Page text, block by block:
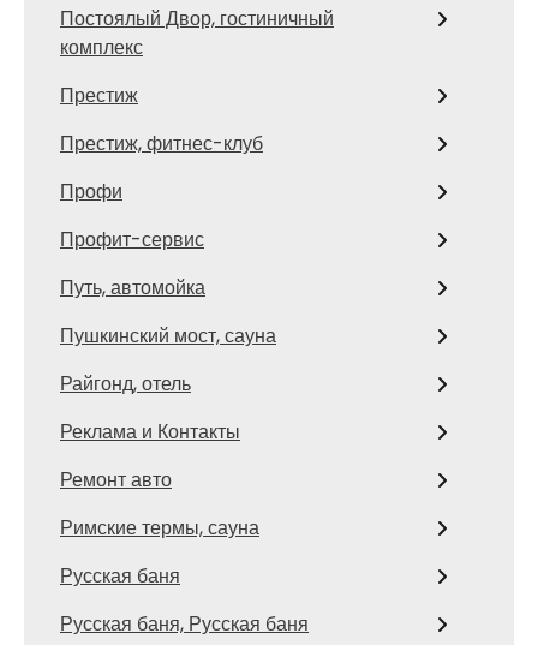
Постоялый Двор, гостиничный
комплекс
Престиж
Престиж, фитнес-клуб
Профи
Профит-сервис
Путь, автомойка
Пушкинский мост, сауна
Райгонд, отель
Реклама и Контакты
Ремонт авто
Римские термы, сауна
Русская баня
Русская баня, Русская баня